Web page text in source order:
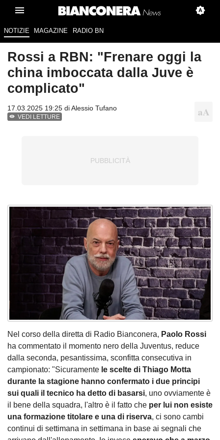
NOTIZIE MAGAZINE RADIO BN
Rossi a RBN: "Frenare oggi la
china imboccata dalla Juve è
complicato"
17.03.2025 19:25 diAlessio Tufano
VEDI LETTURE
Nel corso della diretta di Radio Bianconera, Paolo Rossi
ha commentato il momento nero della Juventus, reduce
dalla seconda, pesantissima, sconfitta consecutiva in
campionato: "Sicuramente le scelte di Thiago Motta
durante la stagione hanno confermato i due principi
sui quali il tecnico ha detto di basarsi, uno ovviamente è
il bene della squadra, l'altro è il fatto che per lui non esiste
una formazione titolare e una di riserva, ci sono cambi
continui di settimana in settimana in base ai segnali che